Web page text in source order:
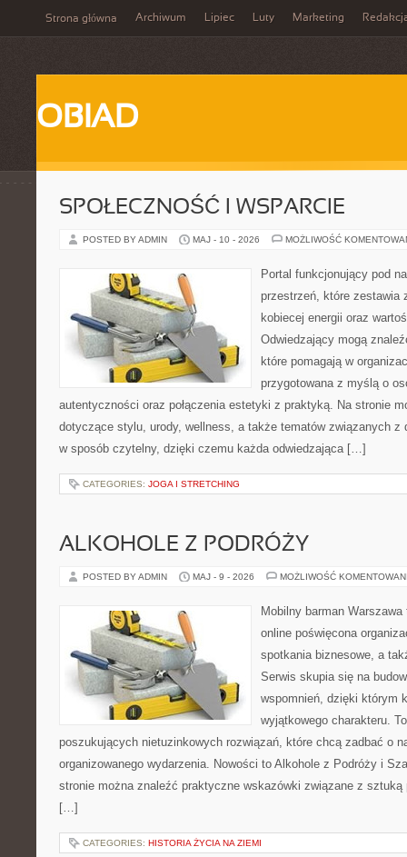
Strona główna Archiwum Lipiec Luty Marketing
OBIAD
SPOŁECZNOŚĆ I WSPARCIE
POSTED BY ADMIN MAJ - 10 - 2026 MOŻLIWOŚĆ
Portal funkcjonujący pod
przestrzeń, które zestawia
kobiecej energii oraz
Odwiedzający mogą
które pomagają w
przygotowana z myślą o
autentyczności oraz połączenia estetyki z praktyką. Na stronie
dotyczące stylu, urody, wellness, a także tematów związanych z
w sposób czytelny, dzięki czemu każda odwiedzająca […]
CATEGORIES: JOGA I STRETCHING
ALKOHOLE Z PODRÓŻY
POSTED BY ADMIN MAJ - 9 - 2026 MOŻLIWOŚĆ
Mobilny barman
online poświęcona
spotkania biznesowe, a
Serwis skupia się na
wspomnień, dzięki którym
wyjątkowego charakteru.
poszukujących nietuzinkowych rozwiązań, które chcą zadbać o
organizowanego wydarzenia. Nowości to Alkohole z Podróży i
stronie można znaleźć praktyczne wskazówki związane z sztuką
[…]
CATEGORIES: HISTORIA ŻYCIA NA ZIEMI